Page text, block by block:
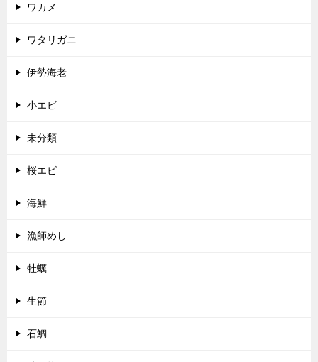
ワカメ
ワタリガニ
伊勢海老
小エビ
未分類
桜エビ
海鮮
漁師めし
牡蠣
生節
石鯛